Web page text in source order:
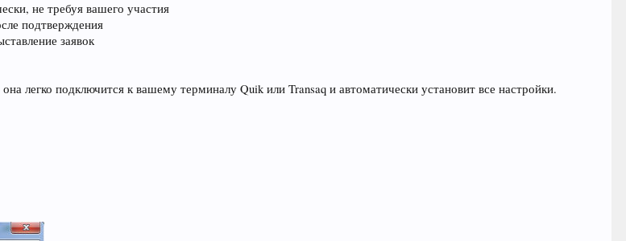
не требуя вашего участия
подтверждения
заявок
легко подключится к вашему терминалу Quik или Transaq и автоматически установит все настройки.